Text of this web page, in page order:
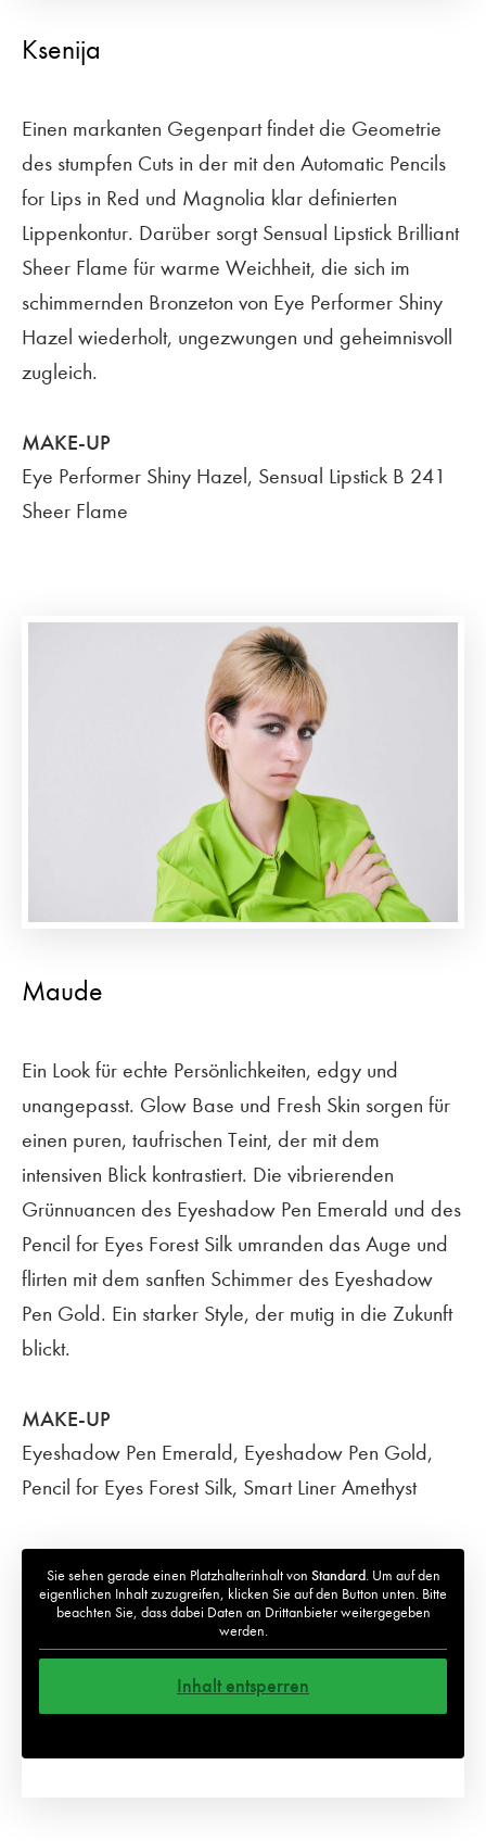
Ksenija
Einen markanten Gegenpart findet die Geometrie
des stumpfen Cuts in der mit den Automatic Pencils
for Lips in Red und Magnolia klar definierten
Lippenkontur. Darüber sorgt Sensual Lipstick Brilliant
Sheer Flame für warme Weichheit, die sich im
schimmernden Bronzeton von Eye Performer Shiny
Hazel wiederholt, ungezwungen und geheimnisvoll
zugleich.
MAKE-UP
Eye Performer Shiny Hazel, Sensual Lipstick B 241
Sheer Flame
Maude
Ein Look für echte Persönlichkeiten, edgy und
unangepasst. Glow Base und Fresh Skin sorgen für
einen puren, taufrischen Teint, der mit dem
intensiven Blick kontrastiert. Die vibrierenden
Grünnuancen des Eyeshadow Pen Emerald und des
Pencil for Eyes Forest Silk umranden das Auge und
flirten mit dem sanften Schimmer des Eyeshadow
Pen Gold. Ein starker Style, der mutig in die Zukunft
blickt.
MAKE-UP
Eyeshadow Pen Emerald, Eyeshadow Pen Gold,
Pencil for Eyes Forest Silk, Smart Liner Amethyst
Sie sehen gerade einen Platzhalterinhalt von Standard. Um auf den
eigentlichen Inhalt zuzugreifen, klicken Sie auf den Button unten. Bitte
beachten Sie, dass dabei Daten an Drittanbieter weitergegeben
werden.
Inhalt entsperren